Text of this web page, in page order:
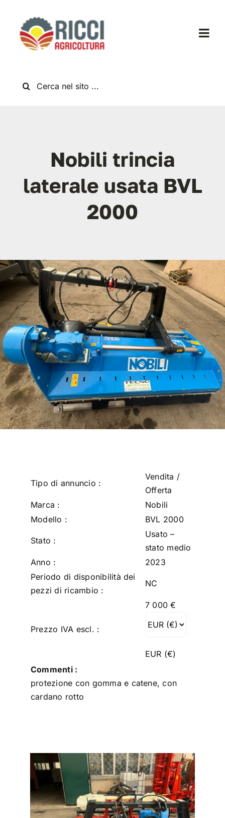
contenuto
Usato
Contatti
Cerca
Nobili trincia
laterale usata BVL
2000
Tipo di annuncio :
Vendita /
Offerta
Marca :
Nobili
Modello :
BVL 2000
Stato :
Usato –
stato medio
Anno :
2023
Periodo di disponibilità dei
pezzi di ricambio :
NC
Prezzo IVA escl. :
7 000 €
EUR (€)
Commenti :
protezione con gomma e catene, con
cardano rotto